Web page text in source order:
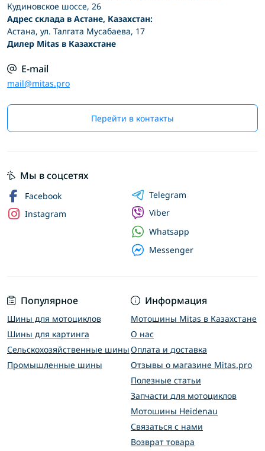
Кудиновское шоссе, 26
Адрес склада в Астане, Казахстан:
Астана, ул. Талгата Мусабаева, 17
Дилер Mitas в Казахстане
E-mail
mail@mitas.pro
Перейти в контакты
Популярное
Шины для мотоциклов
Шины для картинга
Сельскохозяйственные шины
Промышленные шины
Информация
Мотошины Mitas в Казахстане
О нас
Оплата и доставка
Отзывы о магазине Mitas.pro
Полезные статьи
Запчасти для мотоциклов
Мотошины Heidenau
Связаться с нами
Возврат товара
Мы в соцсетях
Facebook
Instagram
Telegram
Viber
Whatsapp
Messenger